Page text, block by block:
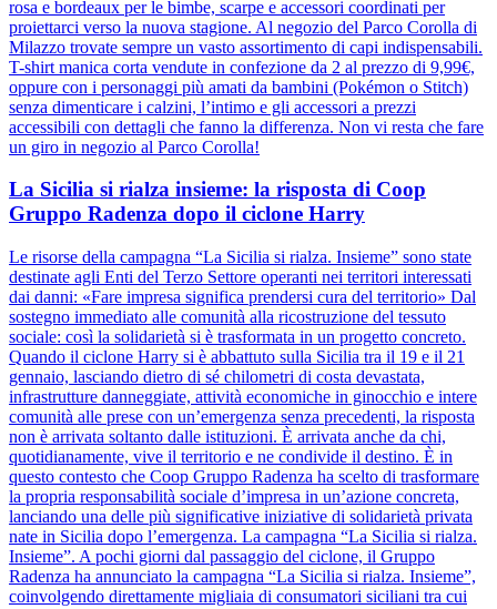
rosa e bordeaux per le bimbe, scarpe e accessori coordinati per
proiettarci verso la nuova stagione. Al negozio del Parco Corolla di
Milazzo trovate sempre un vasto assortimento di capi indispensabili.
T-shirt manica corta vendute in confezione da 2 al prezzo di 9,99€,
oppure con i personaggi più amati da bambini (Pokémon o Stitch)
senza dimenticare i calzini, l’intimo e gli accessori a prezzi
accessibili con dettagli che fanno la differenza. Non vi resta che fare
un giro in negozio al Parco Corolla!
La Sicilia si rialza insieme: la risposta di Coop
Gruppo Radenza dopo il ciclone Harry
Le risorse della campagna “La Sicilia si rialza. Insieme” sono state
destinate agli Enti del Terzo Settore operanti nei territori interessati
dai danni: «Fare impresa significa prendersi cura del territorio» Dal
sostegno immediato alle comunità alla ricostruzione del tessuto
sociale: così la solidarietà si è trasformata in un progetto concreto.
Quando il ciclone Harry si è abbattuto sulla Sicilia tra il 19 e il 21
gennaio, lasciando dietro di sé chilometri di costa devastata,
infrastrutture danneggiate, attività economiche in ginocchio e intere
comunità alle prese con un’emergenza senza precedenti, la risposta
non è arrivata soltanto dalle istituzioni. È arrivata anche da chi,
quotidianamente, vive il territorio e ne condivide il destino. È in
questo contesto che Coop Gruppo Radenza ha scelto di trasformare
la propria responsabilità sociale d’impresa in un’azione concreta,
lanciando una delle più significative iniziative di solidarietà privata
nate in Sicilia dopo l’emergenza. La campagna “La Sicilia si rialza.
Insieme”. A pochi giorni dal passaggio del ciclone, il Gruppo
Radenza ha annunciato la campagna “La Sicilia si rialza. Insieme”,
coinvolgendo direttamente migliaia di consumatori siciliani tra cui